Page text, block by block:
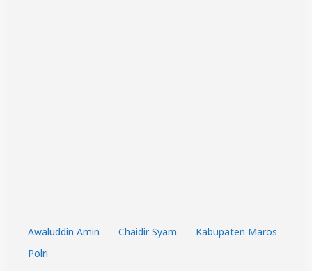
Awaluddin Amin Chaidir Syam
Kabupaten Maros
Polri